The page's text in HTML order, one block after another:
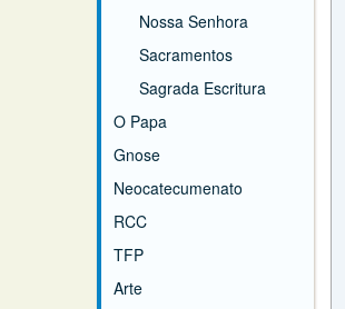
Nossa Senhora
Sacramentos
Sagrada Escritura
O Papa
Gnose
Neocatecumenato
RCC
TFP
Arte